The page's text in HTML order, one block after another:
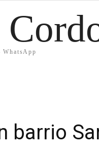
WhatsApp
barrio